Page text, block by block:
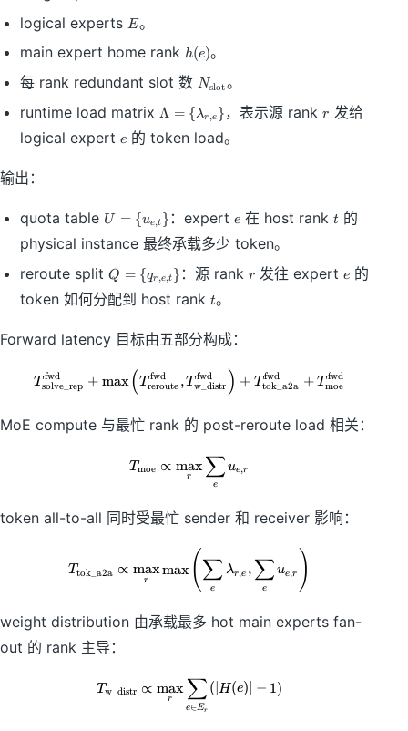
logical experts E
E。
main expert home rankh
e
h(e)。
每 rank redundant slot 数N
{
m
r
m
{
sl
o
t
}
Nslot。
runtime load matrix\
a
a
=
\
\l
a
b
d
a
_
r,
\
Λ = {λr ,e }，表示源 rankr
r 发给
logical experte
e 的 token load。
输出：
quota table U
\
{
u
_
e,
t
\
U = {ue,t } ：experte
e 在 host rankt
t 的
physical instance 最终承载多少 token。
reroute splitQ
=
\
q
r,
t
Q = {qr ,e,t } ：源 rankr
r 发往 experte
e 的
token 如何分配到 host rankt
t。
Forward latency 目标由五部分构成：
Tsolve_rep
fwd + max (Treroute
fwd ,Tw_distr
fwd ) + Ttok_a2a
fwd + Tmoe
fwd
MoE compute 与最忙 rank 的 post-reroute load 相关：
T_{\mathrm{moe}}\propto
Tmoe ∝
r
max
e
∑ ue,r
token all-to-all 同时受最忙 sender 和 receiver 影响：
T_{\mathrm{tok\_a2a}}\propto
Ttok_a2a ∝
r
maxmax ( e
∑ λr,e ,
e
∑ ue,r )
weight distribution 由承载最多 hot main experts fan-
out 的 rank 主导：
T_{\mathrm{w\_distr}}\propto
Tw_distr ∝
r
max
e∈Er
∑ (∣ H(e) − 1 )